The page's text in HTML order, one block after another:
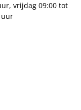
vrijdag 09:00 tot
uur